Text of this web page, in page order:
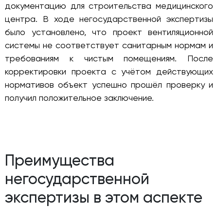
документацию для строительства медицинского
центра. В ходе негосударственной экспертизы
было установлено, что проект вентиляционной
системы не соответствует санитарным нормам и
требованиям к чистым помещениям. После
корректировки проекта с учётом действующих
нормативов объект успешно прошёл проверку и
получил положительное заключение.
Преимущества
негосударственной
экспертизы в этом аспекте